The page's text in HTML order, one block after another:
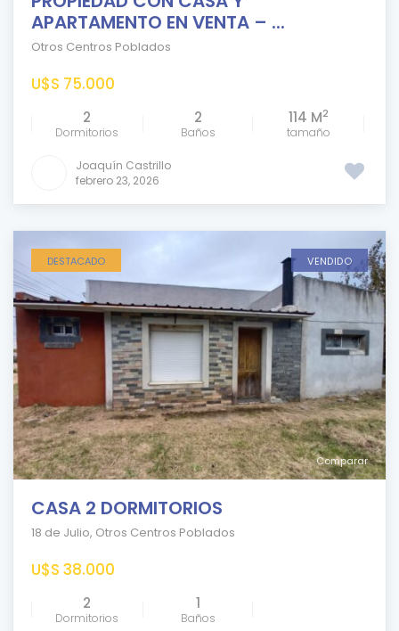
APARTAMENTO EN VENTA – ...
Otros Centros Poblados
U$S 75.000
2
Dormitorios
2
Baños
114 M2
tamaño
Joaquín Castrillo
febrero 23, 2026
Comparar
DESTACADO VENDIDO
CASA 2 DORMITORIOS
18 de Julio, Otros Centros Poblados
U$S 38.000
2
Dormitorios
1
Baños